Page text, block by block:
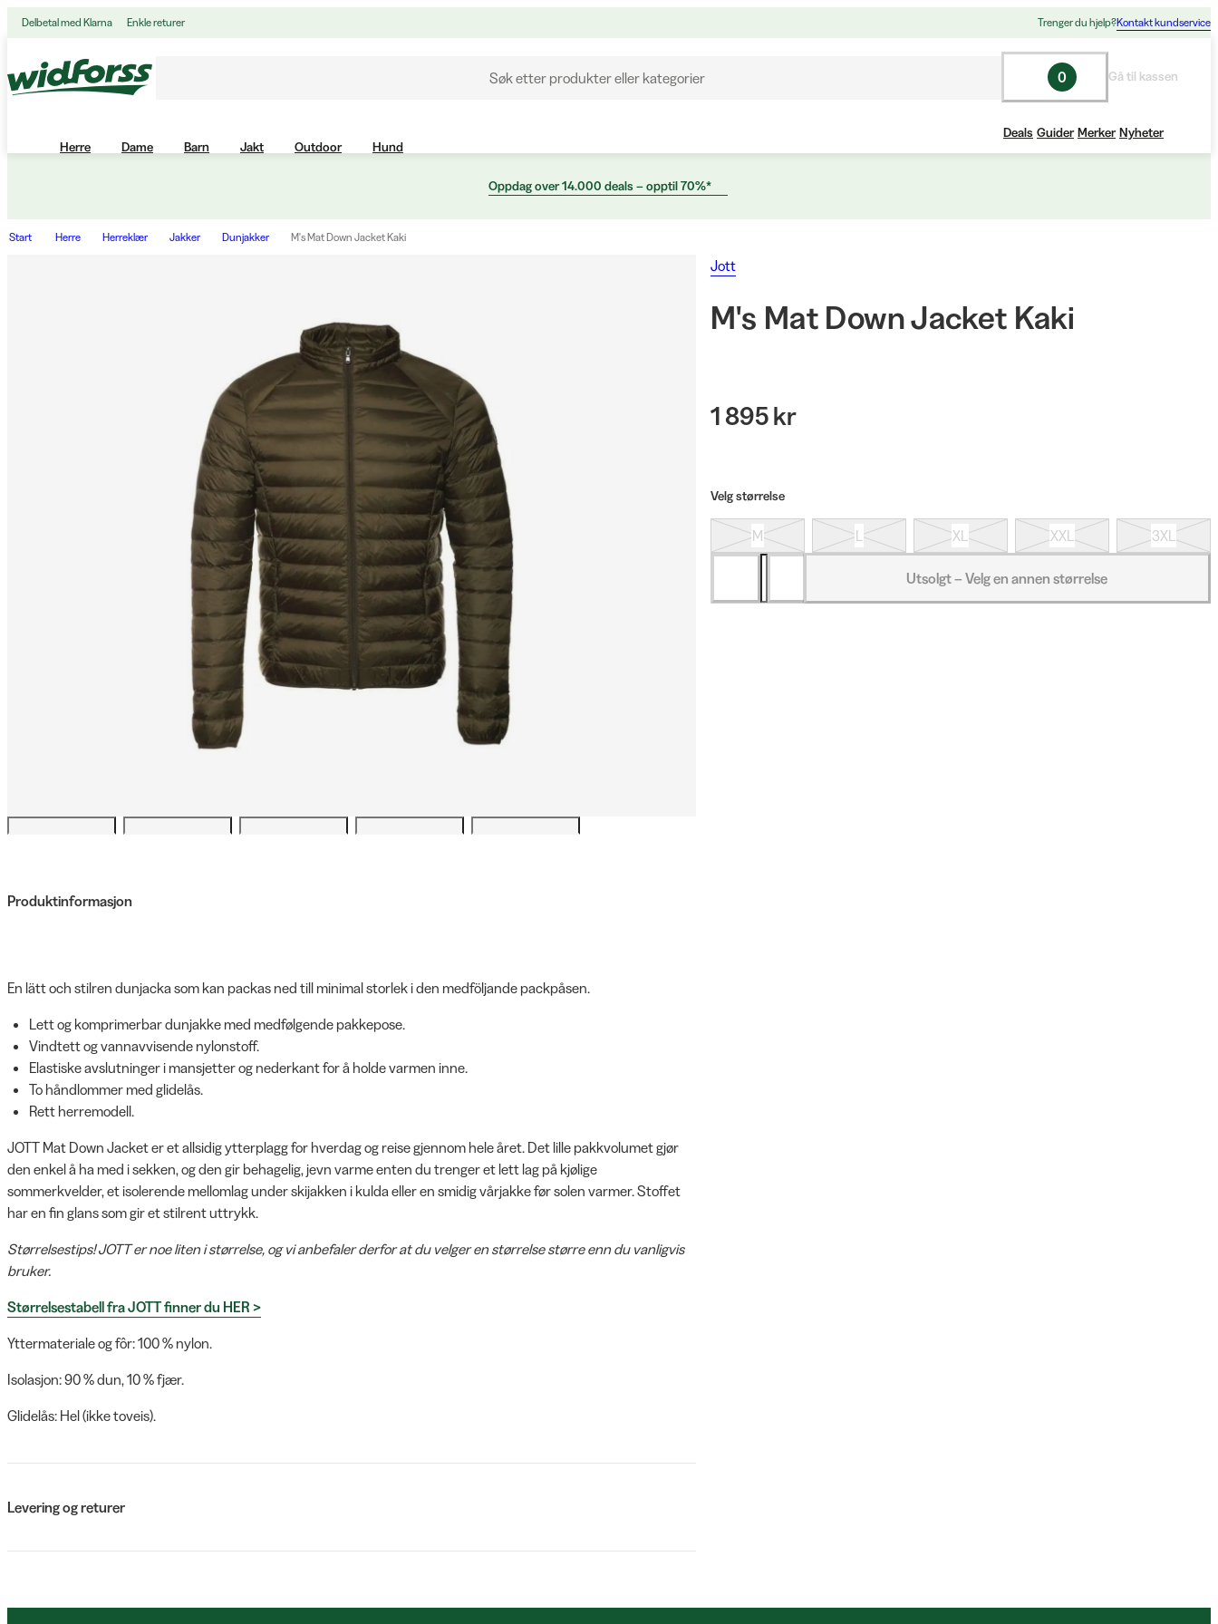
Delbetal med Klarna Enkle returer Trenger du hjelp?Kontakt kundservice
Søk etter produkter eller kategorier 0 Gå til kassen
Herre Dame Barn Jakt Outdoor Hund
Deals Guider Merker Nyheter
Oppdag over 14.000 deals – opptil 70%*
Start Herre Herreklær Jakker Dunjakker M's Mat Down Jacket Kaki
Produktinformasjon
En lätt och stilren dunjacka som kan packas ned till minimal storlek i den medföljande packpåsen.
Lett og komprimerbar dunjakke med medfølgende pakkepose.
Vindtett og vannavvisende nylonstoff.
Elastiske avslutninger i mansjetter og nederkant for å holde varmen inne.
To håndlommer med glidelås.
Rett herremodell.
JOTT Mat Down Jacket er et allsidig ytterplagg for hverdag og reise gjennom hele året. Det lille pakkvolumet gjør
den enkel å ha med i sekken, og den gir behagelig, jevn varme enten du trenger et lett lag på kjølige
sommerkvelder, et isolerende mellomlag under skijakken i kulda eller en smidig vårjakke før solen varmer. Stoffet
har en fin glans som gir et stilrent uttrykk.
Størrelsestips! JOTT er noe liten i størrelse, og vi anbefaler derfor at du velger en størrelse større enn du vanligvis
bruker.
Størrelsestabell fra JOTT finner du HER >
Yttermateriale og fôr: 100 % nylon.
Isolasjon: 90 % dun, 10 % fjær.
Glidelås: Hel (ikke toveis).
Levering og returer
Jott
M's Mat Down Jacket Kaki
1 895 kr
Velg størrelse
M L XL XXL 3XL
Utsolgt – Velg en annen størrelse